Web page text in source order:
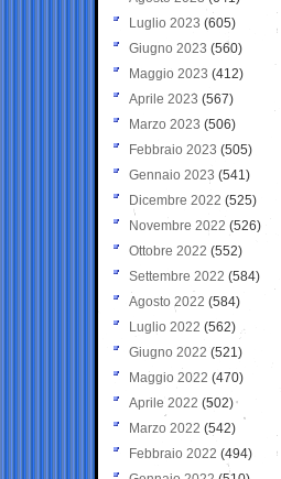
Luglio 2023 (605)
Giugno 2023 (560)
Maggio 2023 (412)
Aprile 2023 (567)
Marzo 2023 (506)
Febbraio 2023 (505)
Gennaio 2023 (541)
Dicembre 2022 (525)
Novembre 2022 (526)
Ottobre 2022 (552)
Settembre 2022 (584)
Agosto 2022 (584)
Luglio 2022 (562)
Giugno 2022 (521)
Maggio 2022 (470)
Aprile 2022 (502)
Marzo 2022 (542)
Febbraio 2022 (494)